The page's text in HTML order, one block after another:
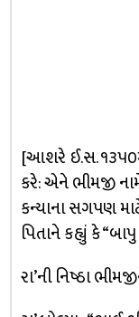
[આશરે ઈ.સ.
કરે: એને ભીમજી
કન્યાના સગપણ
પિતાને કહ્યું કે
રા’ની નિષ્ઠા